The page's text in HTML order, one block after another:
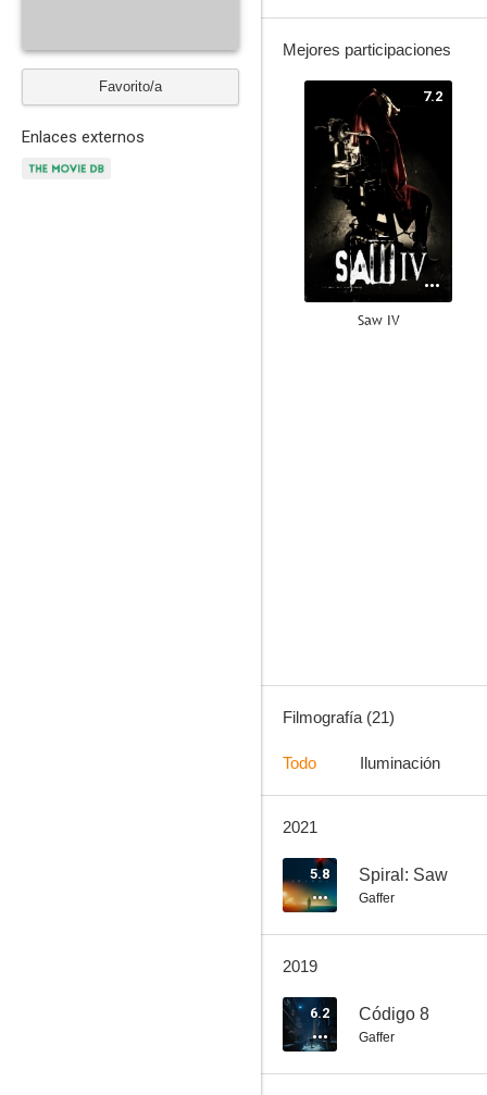
Favorito/a
Enlaces externos
Mejores participaciones
7.2
Saw IV
Jóvenes y periodistas
5.4
Filmografía (21)
Todo Iluminación
2021
5.8 Spiral: Saw
Gaffer
2019
6.2 Código 8
Gaffer